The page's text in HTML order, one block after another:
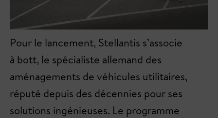
Pour le lancement, Stellantis s’associe
à bott, le spécialiste allemand des
aménagements de véhicules utilitaires,
réputé depuis des décennies pour ses
solutions ingénieuses. Le programme